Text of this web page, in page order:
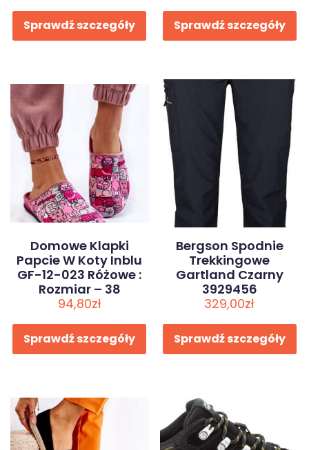
Sprawdź szczegóły Sprawdź szczegóły
Domowe Klapki
Papcie W Koty Inblu
GF-12-023 Różowe :
Rozmiar – 38
94,80zł
Sprawdź szczegóły
Bergson Spodnie
Trekkingowe
Gartland Czarny
3929456
329,00zł
Sprawdź szczegóły